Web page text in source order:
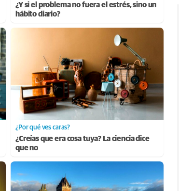
¿Y si el problema no fuera el estrés, sino un
hábito diario?
¿Por qué ves caras?
¿Creías que era cosa tuya? La ciencia dice
que no